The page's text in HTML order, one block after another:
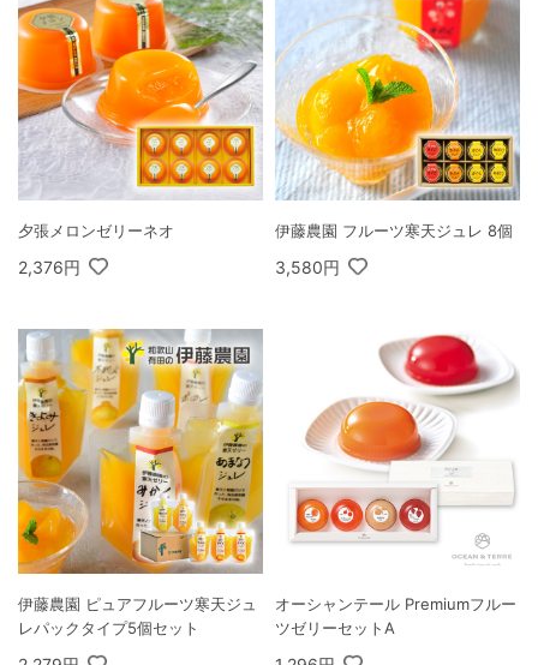
夕張メロンゼリーネオ
2,376円
伊藤農園 フルーツ寒天ジュレ 8個
3,580円
伊藤農園 ピュアフルーツ寒天ジュ
レパックタイプ5個セット
オーシャンテール Premiumフルー
ツゼリーセットA